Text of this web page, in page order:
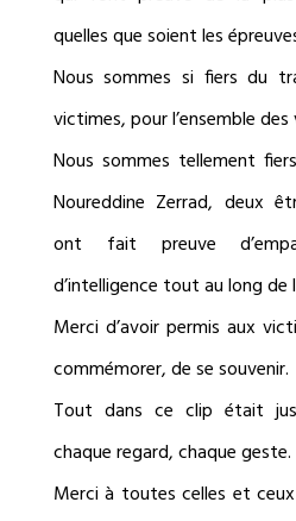
quelles que soient les
Nous sommes si fiers du
victimes, pour l’ensemble
Nous sommes tellement
Noureddine Zerrad, deux
ont fait preuve
d’intelligence tout au long de
Merci d’avoir permis aux
commémorer, de se souvenir.
Tout dans ce clip était
chaque regard, chaque geste.
Merci à toutes celles et